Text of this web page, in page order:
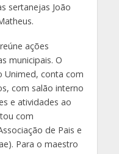
sertanejas João
ações
municipais. O
Unimed, conta com
com salão interno
e atividades ao
com
de Pais e
Para o maestro